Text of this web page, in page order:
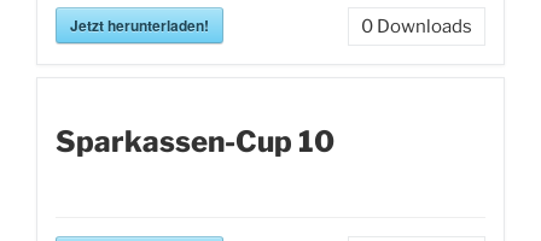
Jetzt herunterladen! 0 Downloads
Sparkassen-Cup 10